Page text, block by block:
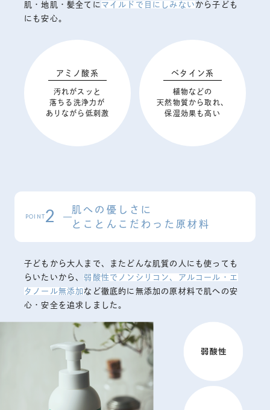
肌・地肌・髪全てに マイルドで目にしみない から子ども
にも安心。
アミノ酸系
汚れがスッと
落ちる洗浄力が
ありながら低刺激
ベタイン系
植物などの
天然物質から取れ、
保湿効果も高い
POINT2
肌への優しさに
とことんこだわった原材料
子どもから大人まで、またどんな肌質の人にも使っても
らいたいから、 弱酸性でノンシリコン、アルコール・エ
タノール無添加 など徹底的に無添加の原材料で肌への安
心・安全を追求しました。